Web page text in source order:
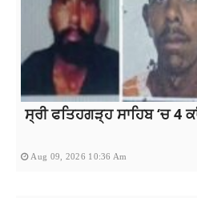
ਸ੍ਰੀ ਫਤਿਹਗੜ੍ਹ ਸਾਹਿਬ ‘ਚ 4
Aug 09, 2026 10:36 Am